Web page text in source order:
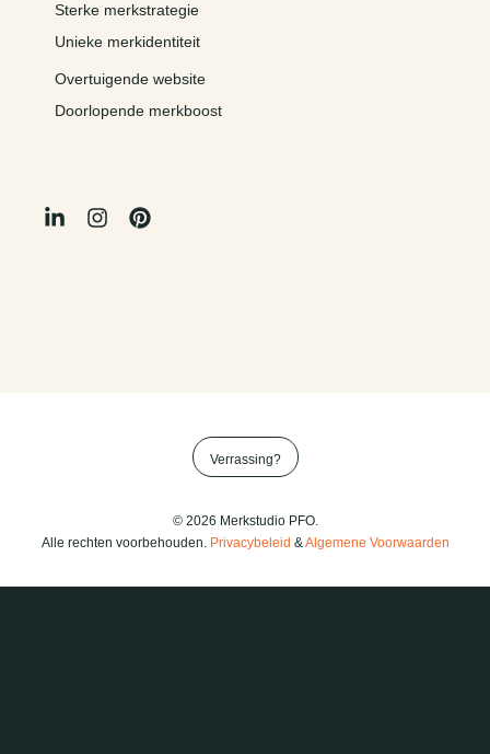
Sterke merkstrategie
Unieke merkidentiteit
Overtuigende website
Doorlopende merkboost
Verrassing?
© 2026 Merkstudio PFO.
Alle rechten voorbehouden. Privacybeleid &Algemene Voorwaarden